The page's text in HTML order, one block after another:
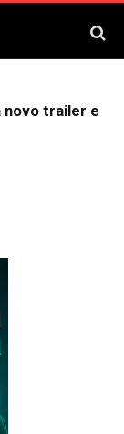
novo trailer e